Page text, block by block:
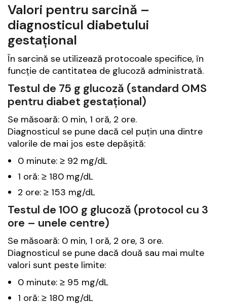
Valori pentru sarcină –
diagnosticul diabetului
gestațional
În sarcină se utilizează protocoale specifice, în
funcție de cantitatea de glucoză administrată.
Testul de 75 g glucoză (standard OMS
pentru diabet gestațional)
Se măsoară: 0 min, 1 oră, 2 ore.
Diagnosticul se pune dacă cel puțin una dintre
valorile de mai jos este depășită:
0 minute: ≥ 92 mg/dL
1 oră: ≥ 180 mg/dL
2 ore: ≥ 153 mg/dL
Testul de 100 g glucoză (protocol cu 3
ore – unele centre)
Se măsoară: 0 min, 1 oră, 2 ore, 3 ore.
Diagnosticul se pune dacă două sau mai multe
valori sunt peste limite:
0 minute: ≥ 95 mg/dL
1 oră: ≥ 180 mg/dL